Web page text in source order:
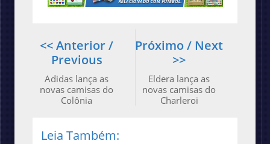
Próximo / Next
>>
Eldera lança as
novas camisas do
Charleroi
<< Anterior /
Previous
Adidas lança as
novas camisas do
Colônia
Leia Também: